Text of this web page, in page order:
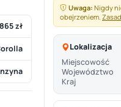
zł
Uwaga: Nigdy
obejrzeniem.
Lokalizacja
Miejscowość
Województwo
Kraj